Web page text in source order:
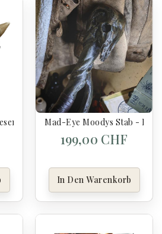
Nimbus 2001 - Harry Potter
Mad-Eye Moodys Stab -
199,00 CHF
In Den Warenkorb